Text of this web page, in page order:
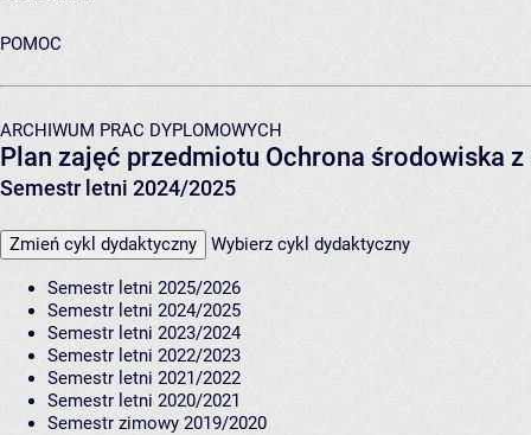
POMOC
ARCHIWUM PRAC DYPLOMOWYCH
Plan zajęć przedmiotu Ochrona środowiska
Semestr letni 2024/2025
Zmień cykl dydaktyczny Wybierz cykl dydaktyczny
Semestr letni 2025/2026
Semestr letni 2024/2025
Semestr letni 2023/2024
Semestr letni 2022/2023
Semestr letni 2021/2022
Semestr letni 2020/2021
Semestr zimowy 2019/2020